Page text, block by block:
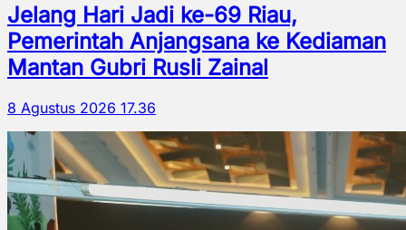
Jelang Hari Jadi ke-69 Riau,
Pemerintah Anjangsana ke Kediaman
Mantan Gubri Rusli Zainal
8 Agustus 2026 17.36